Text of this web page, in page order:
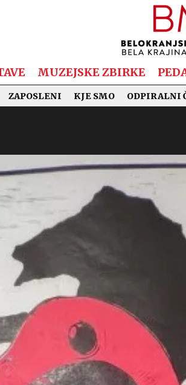
MUZEJSKE ZBIRKE
ZAPOSLENI KJE SMO ODPIRALNI